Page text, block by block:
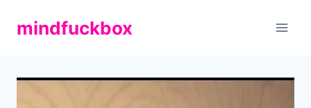
Inhaltmindfuckbox